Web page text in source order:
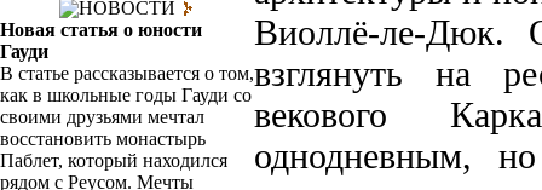
НОВОСТИ
Новая статья о юности
Гауди
В статье рассказывается о том,
как в школьные годы Гауди со
своими друзьями мечтал
восстановить монастырь
Паблет, который находился
рядом с Реусом. Мечты
Виоллё-ле-Дюк.
взгля­нуть на
векового
однодневным,